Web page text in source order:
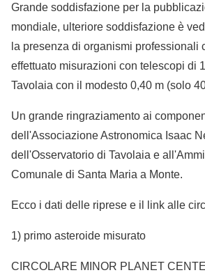
Grande soddisfazione per la
mondiale, ulteriore soddisfazione è
la presenza di organismi professionali
effettuato misurazioni con telescopi di
Tavolaia con il modesto 0,40 m (solo
Un grande ringraziamento ai
dell'Associazione Astronomica Isaac
dell'Osservatorio di Tavolaia e
Comunale di Santa Maria a Monte.
Ecco i dati delle riprese e il link alle
1) primo asteroide misurato
CIRCOLARE MINOR PLANET